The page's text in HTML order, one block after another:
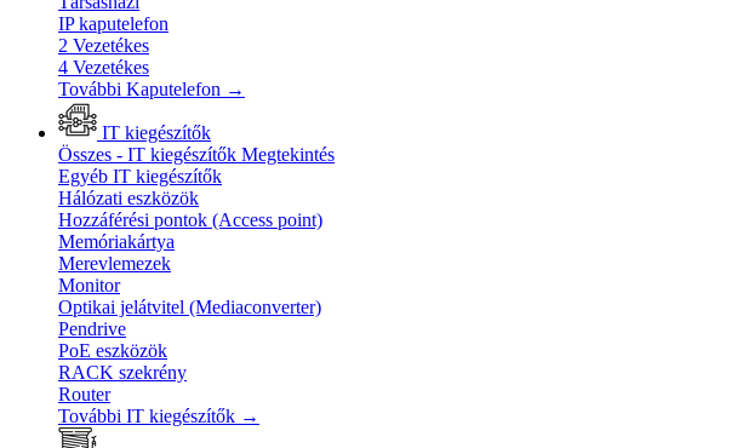
IP kaputelefon
2 Vezetékes
4 Vezetékes
További Kaputelefon →
IT kiegészítők
Összes - IT kiegészítők Megtekintés
Egyéb IT kiegészítők
Hálózati eszközök
Hozzáférési pontok (Access point)
Memóriakártya
Merevlemezek
Monitor
Optikai jelátvitel (Mediaconverter)
Pendrive
PoE eszközök
RACK szekrény
Router
További IT kiegészítők →